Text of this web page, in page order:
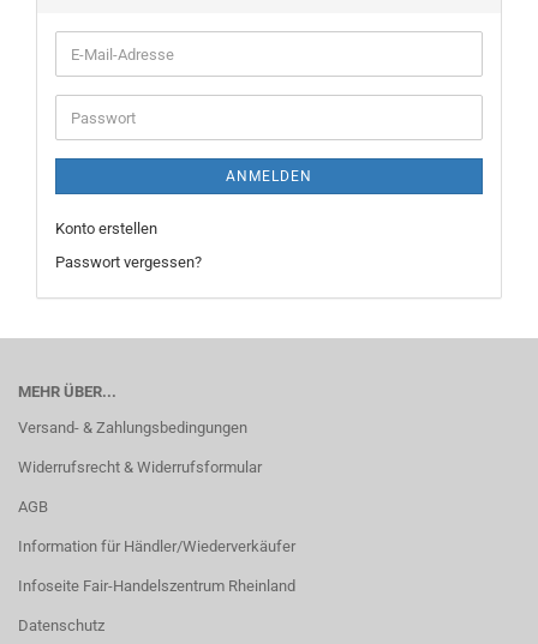
E-
Mail-
Adresse
Passwort
ANMELDEN
Konto erstellen
Passwort vergessen?
MEHR ÜBER...
Versand- & Zahlungsbedingungen
Widerrufsrecht & Widerrufsformular
AGB
Information für Händler/Wiederverkäufer
Infoseite Fair-Handelszentrum Rheinland
Datenschutz